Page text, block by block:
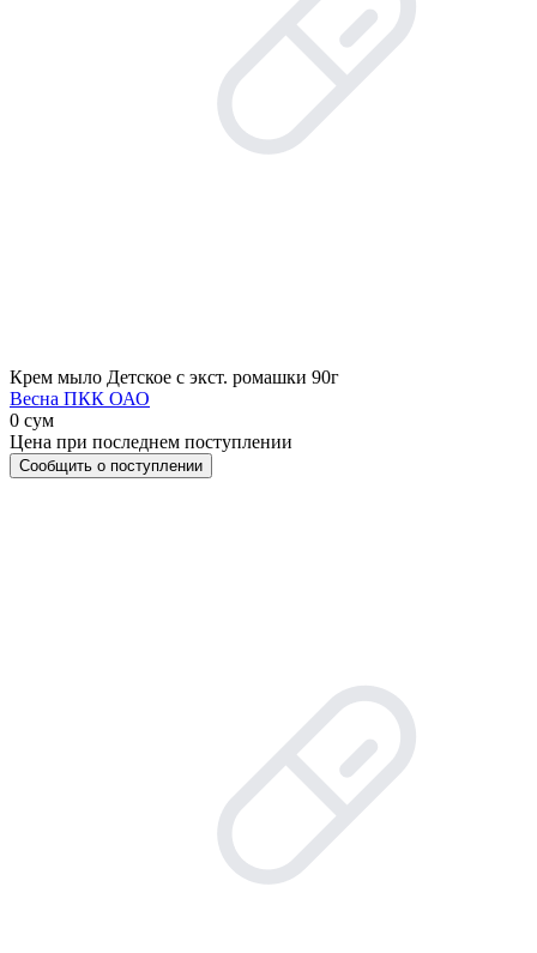
Крем мыло Детское с экст. ромашки 90г
Весна ПКК ОАО
0 сум
Цена при последнем поступлении
Сообщить о поступлении